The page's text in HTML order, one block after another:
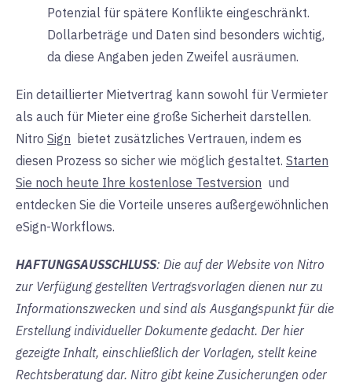
Potenzial für spätere Konflikte eingeschränkt.
Dollarbeträge und Daten sind besonders wichtig,
da diese Angaben jeden Zweifel ausräumen.
Ein detaillierter Mietvertrag kann sowohl für Vermieter
als auch für Mieter eine große Sicherheit darstellen.
Nitro Sign bietet zusätzliches Vertrauen, indem es
diesen Prozess so sicher wie möglich gestaltet. Starten
Sie noch heute Ihre kostenlose Testversion und
entdecken Sie die Vorteile unseres außergewöhnlichen
eSign-Workflows.
HAFTUNGSAUSSCHLUSS: Die auf der Website von Nitro
zur Verfügung gestellten Vertragsvorlagen dienen nur zu
Informationszwecken und sind als Ausgangspunkt für die
Erstellung individueller Dokumente gedacht. Der hier
gezeigte Inhalt, einschließlich der Vorlagen, stellt keine
Rechtsberatung dar. Nitro gibt keine Zusicherungen oder